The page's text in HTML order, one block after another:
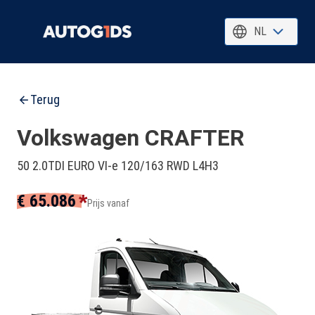
NL
Terug
Volkswagen CRAFTER
50 2.0TDI EURO VI-e 120/163 RWD L4H3
€ 65.086*Prijs vanaf